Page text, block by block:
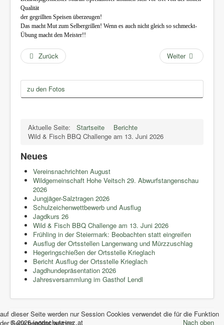
Qualität
der gegrillten Speisen überzeugen!
Das macht Mut zum Selbergrillen! Wenn es auch nicht gleich so schmeckt-
Übung macht den Meister!!
Zurück Weiter
zu den Fotos
Aktuelle Seite: Startseite
Berichte
Wild & Fisch BBQ Challenge am 13. Juni 2026
Neues
Vereinsnachrichten August
Wildgemeinschaft Hohe Veitsch 29. Abwurfstangenschau
2026
Jungjäger-Salztragen 2026
Schulzeichenwettbewerb und Ausflug
Jagdkurs 26
Wild & Fisch BBQ Challenge am 13. Juni 2026
Frühling in der Steiermark: Beobachten statt eingreifen
Ausflug der Ortsstellen Langenwang und Mürzzuschlag
Hegeringschießen der Ortsstelle Krieglach
Bericht Ausflug der Ortsstelle Krieglach
Jagdhundepräsentation 2026
Jahresversammlung im Gasthof Lendl
Nach oben
© 2026 jagdschutz-mz.at
auf dieser Seite werden nur Session Cookies verwendet die für die Funktion
der Seite benötigt werden